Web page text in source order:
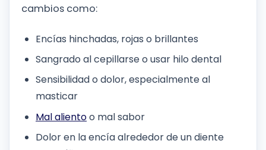
cambios como:
Encías hinchadas, rojas o brillantes
Sangrado al cepillarse o usar hilo dental
Sensibilidad o dolor, especialmente al
masticar
Mal alientoo mal sabor
Dolor en la encía alrededor de un diente